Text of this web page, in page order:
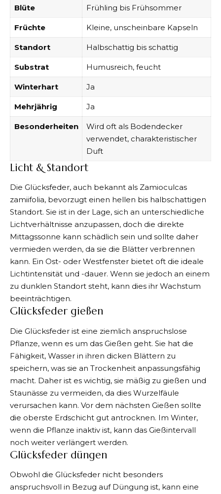
Blüte Frühling bis Frühsommer
Früchte Kleine, unscheinbare Kapseln
Standort Halbschattig bis schattig
Substrat Humusreich, feucht
Winterhart Ja
Mehrjährig Ja
Besonderheiten
Wird oft als Bodendecker
verwendet, charakteristischer
Duft
Licht & Standort
Die Glücksfeder, auch bekannt als Zamioculcas
zamiifolia, bevorzugt einen hellen bis halbschattigen
Standort. Sie ist in der Lage, sich an unterschiedliche
Lichtverhältnisse anzupassen, doch die direkte
Mittagssonne kann schädlich sein und sollte daher
vermieden werden, da sie die Blätter verbrennen
kann. Ein Ost- oder Westfenster bietet oft die ideale
Lichtintensität und -dauer. Wenn sie jedoch an einem
zu dunklen Standort steht, kann dies ihr Wachstum
beeinträchtigen.
Glücksfeder gießen
Die Glücksfeder ist eine ziemlich anspruchslose
Pflanze, wenn es um das Gießen geht. Sie hat die
Fähigkeit, Wasser in ihren dicken Blättern zu
speichern, was sie an Trockenheit anpassungsfähig
macht. Daher ist es wichtig, sie mäßig zu gießen und
Staunässe zu vermeiden, da dies Wurzelfäule
verursachen kann. Vor dem nächsten Gießen sollte
die oberste Erdschicht gut antrocknen. Im Winter,
wenn die Pflanze inaktiv ist, kann das Gießintervall
noch weiter verlängert werden.
Glücksfeder düngen
Obwohl die Glücksfeder nicht besonders
anspruchsvoll in Bezug auf Düngung ist, kann eine